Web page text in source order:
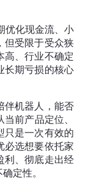
优化现金流、小
但受限于受众狭
高、行业不确定
长期亏损的核心
伴机器人，能否
前产品定位、
只是一次有效的
必选想要依托家
利、彻底走出经
定性。